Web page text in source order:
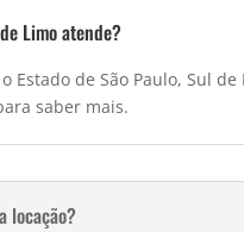
Limo atende?
Estado de São Paulo, Sul
saber mais.
locação?